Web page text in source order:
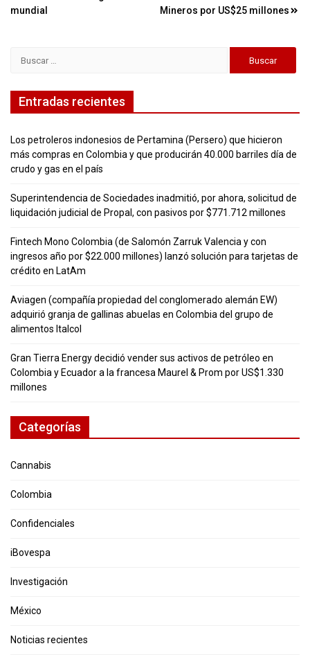
entradas
mundial
Mineros por US$25 millones
Entradas recientes
Los petroleros indonesios de Pertamina (Persero) que hicieron
más compras en Colombia y que producirán 40.000 barriles día de
crudo y gas en el país
Superintendencia de Sociedades inadmitió, por ahora, solicitud de
liquidación judicial de Propal, con pasivos por $771.712 millones
Fintech Mono Colombia (de Salomón Zarruk Valencia y con
ingresos año por $22.000 millones) lanzó solución para tarjetas de
crédito en LatAm
Aviagen (compañía propiedad del conglomerado alemán EW)
adquirió granja de gallinas abuelas en Colombia del grupo de
alimentos Italcol
Gran Tierra Energy decidió vender sus activos de petróleo en
Colombia y Ecuador a la francesa Maurel & Prom por US$1.330
millones
Categorías
Cannabis
Colombia
Confidenciales
iBovespa
Investigación
México
Noticias recientes